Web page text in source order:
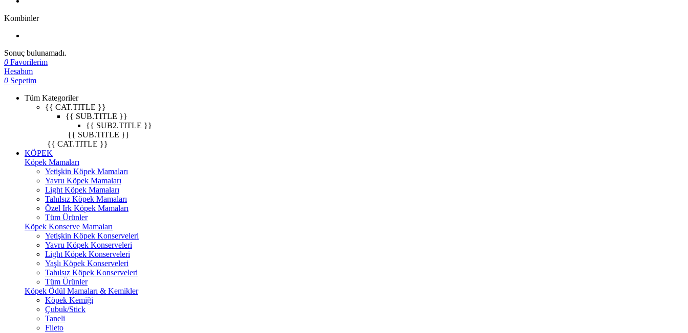
Kombinler
Sonuç bulunamadı.
0 Favorilerim
Hesabım
0 Sepetim
Tüm Kategoriler
{{ CAT.TITLE }}
{{ SUB.TITLE }}
{{ SUB2.TITLE }}
{{ SUB.TITLE }}
{{ CAT.TITLE }}
KÖPEK
Köpek Mamaları
Yetişkin Köpek Mamaları
Yavru Köpek Mamaları
Light Köpek Mamaları
Tahılsız Köpek Mamaları
Özel Irk Köpek Mamaları
Tüm Ürünler
Köpek Konserve Mamaları
Yetişkin Köpek Konserveleri
Yavru Köpek Konserveleri
Light Köpek Konserveleri
Yaşlı Köpek Konserveleri
Tahılsız Köpek Konserveleri
Tüm Ürünler
Köpek Ödül Mamaları & Kemikler
Köpek Kemiği
Çubuk/Stick
Taneli
Fileto